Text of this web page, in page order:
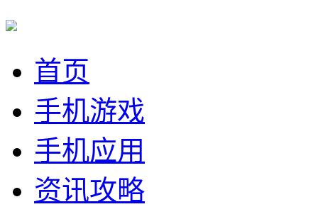
首页
手机游戏
手机应用
资讯攻略